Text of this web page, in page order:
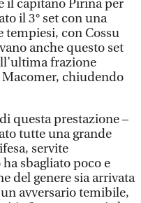
il capitano Pirina per
il 3° set con una
tempiesi, con Cossu
anche questo set
frazione
Macomer, chiudendo
questa prestazione –
tutte una grande
servite
sbagliato poco e
del genere sia arrivata
avversario temibile,